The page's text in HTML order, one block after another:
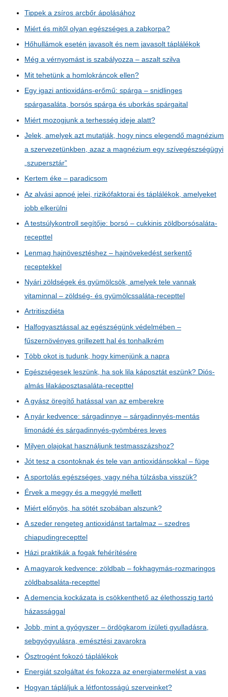
Tippek a zsíros arcbőr ápolásához
Miért és mitől olyan egészséges a zabkorpa?
Hőhullámok esetén javasolt és nem javasolt táplálékok
Még a vérnyomást is szabályozza – aszalt szilva
Mit tehetünk a homlokráncok ellen?
Egy igazi antioxidáns-erőmű: spárga – snidlinges
spárgasaláta, borsós spárga és uborkás spárgaital
Miért mozogjunk a terhesség ideje alatt?
Jelek, amelyek azt mutatják, hogy nincs elegendő magnézium
a szervezetünkben, azaz a magnézium egy szívegészségügyi
„szupersztár”
Kertem éke – paradicsom
Az alvási apnoé jelei, rizikófaktorai és táplálékok, amelyeket
jobb elkerülni
A testsúlykontroll segítője: borsó – cukkinis zöldborsósaláta-
recepttel
Lenmag hajnövesztéshez – hajnövekedést serkentő
receptekkel
Nyári zöldségek és gyümölcsök, amelyek tele vannak
vitaminnal – zöldség- és gyümölcssaláta-recepttel
Artritiszdiéta
Halfogyasztással az egészségünk védelmében –
fűszernövényes grillezett hal és tonhalkrém
Több okot is tudunk, hogy kimenjünk a napra
Egészségesek leszünk, ha sok lila káposztát eszünk? Diós-
almás lilakáposztasaláta-recepttel
A gyász öregítő hatással van az emberekre
A nyár kedvence: sárgadinnye – sárgadinnyés-mentás
limonádé és sárgadinnyés-gyömbéres leves
Milyen olajokat használjunk testmasszázshoz?
Jót tesz a csontoknak és tele van antioxidánsokkal – füge
A sportolás egészséges, vagy néha túlzásba visszük?
Érvek a meggy és a meggylé mellett
Miért előnyös, ha sötét szobában alszunk?
A szeder rengeteg antioxidánst tartalmaz – szedres
chiapudingrecepttel
Házi praktikák a fogak fehérítésére
A magyarok kedvence: zöldbab – fokhagymás-rozmaringos
zöldbabsaláta-recepttel
A demencia kockázata is csökkenthető az élethosszig tartó
házassággal
Jobb, mint a gyógyszer – ördögkarom ízületi gyulladásra,
sebgyógyulásra, emésztési zavarokra
Ösztrogént fokozó táplálékok
Energiát szolgáltat és fokozza az energiatermelést a vas
Hogyan tápláljuk a létfontosságú szerveinket?